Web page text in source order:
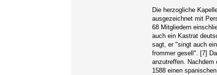
Die herzogliche
ausgezeichnet mit
68 Mitgliedern
auch ein Kastrat
sagt, er "singt auch
frommer gesell". [7]
anzutreffen.
1588 einen